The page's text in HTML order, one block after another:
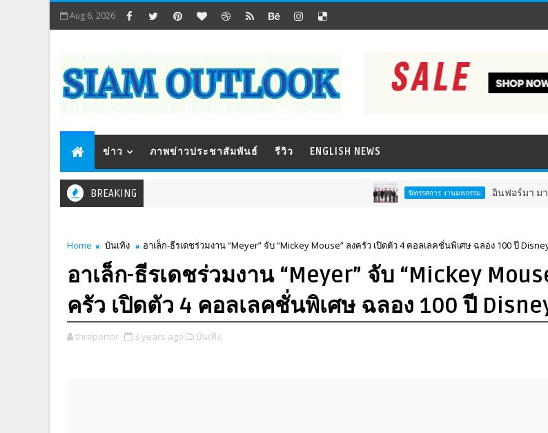
Aug 6, 2026
ข่าว ภาพข่าวประชาสัมพันธ์ รีวิว ENGLISH NEWS
BREAKING นิทรรศการ งานมหกรรม อินฟอร์มา มาร์เก็ตส์ ผนึกเครือข่
Home บันเทิง อาเล็ก-ธีรเดชร่วมงาน “Meyer” จับ “Mickey Mouse” ลงครัว เปิดตัว 4 คอลเลคชั่นพิเศษ ฉลอง 100 ปี
อาเล็ก-ธีรเดชร่วมงาน “Meyer” จับ “Mickey
ครัว เปิดตัว 4 คอลเลคชั่นพิเศษ ฉลอง 100 ปี
threportor 3 years ago บันเทิง,